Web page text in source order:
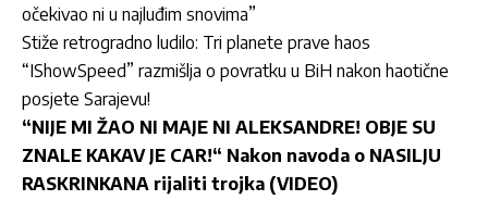
očekivao ni u najluđim snovima”
Stiže retrogradno ludilo: Tri planete prave haos
“IShowSpeed” razmišlja o povratku u BiH nakon haotične
posjete Sarajevu!
“NIJE MI ŽAO NI MAJE NI ALEKSANDRE! OBJE SU
ZNALE KAKAV JE CAR!“ Nakon navoda o NASILJU
RASKRINKANA rijaliti trojka (VIDEO)